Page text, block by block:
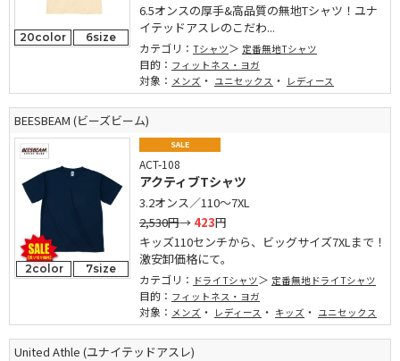
20color 6size
6.5オンスの厚手&高品質の無地Tシャツ！ユナ
イテッドアスレのこだわ...
カテゴリ： Tシャツ 定番無地Tシャツ
目的： フィットネス・ヨガ
対象： メンズ ・ ユニセックス ・ レディース
BEESBEAM (ビーズビーム)
2color 7size
SALE
ACT-108
アクティブTシャツ
3.2オンス／110～7XL
2,530円→ 423円
キッズ110センチから、ビッグサイズ7XLまで！
激安卸価格にて。
カテゴリ： ドライTシャツ 定番無地ドライTシャツ
目的： フィットネス・ヨガ
対象： メンズ ・ レディース ・ キッズ ・ ユニセックス
United Athle (ユナイテッドアスレ)